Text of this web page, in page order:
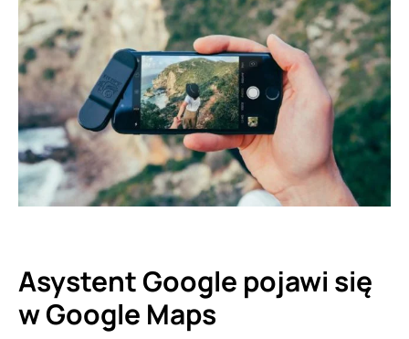
Asystent Google pojawi się
w Google Maps